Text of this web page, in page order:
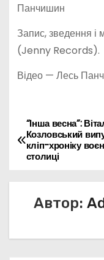
Панчишин
Запис, зведення і
(Jenny Records).
Відео — Лесь
Н
а
в
г
“Інша весна”:
Козловський
кліп-хроніку
столиці
Автор: